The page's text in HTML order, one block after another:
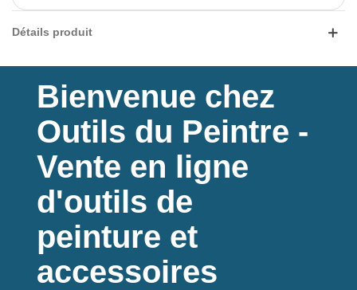
15 cm, son épaisseur est de 0,6 mm.
La lame de 210 mm possède la norme de denture B1 (norme
Détails produit
Bienvenue chez
Outils du Peintre -
Vente en ligne
d'outils de
peinture et
accessoires